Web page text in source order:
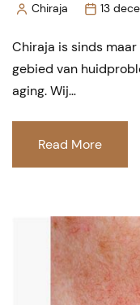
PostedChiraja 13
Chiraja is sinds
gebied van
aging. Wij…
Read More